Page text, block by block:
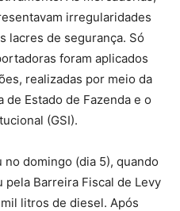
irregularidades
lacres de segurança. Só
foram aplicados
realizadas por meio da
Estado de Fazenda e o
(GSI).
domingo (dia 5), quando
Barreira Fiscal de Levy
litros de diesel. Após